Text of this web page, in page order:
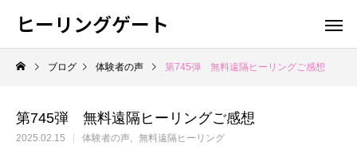
ヒーリングゲート
ブログ 体験者の声 第745弾 無料遠隔ヒーリングご感想
第745弾 無料遠隔ヒーリングご感想
2025.02.15 体験者の声 無料遠隔ヒーリング